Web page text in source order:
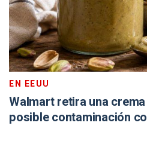
EN EEUU
Walmart retira una
posible contaminación